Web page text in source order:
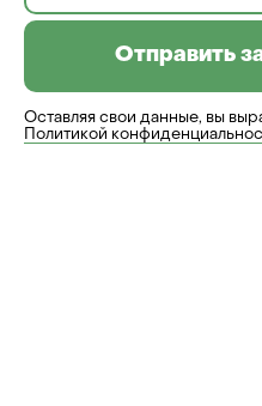
Отправить
Оставляя свои данные, вы
Политикой